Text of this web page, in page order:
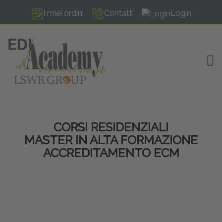
I miei ordini Contatti Login
CORSI RESIDENZIALI
MASTER IN ALTA FORMAZIONE
ACCREDITAMENTO ECM